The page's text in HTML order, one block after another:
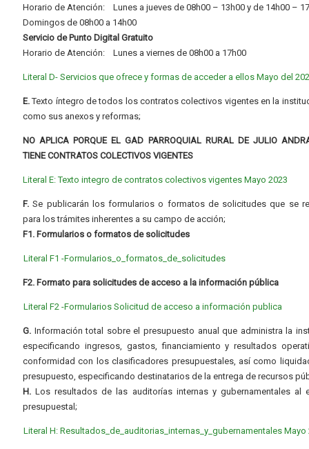
Horario de Atención: Lunes a jueves de 08h00 – 13h00 y de 14h00 –
Domingos de 08h00 a 14h00
Servicio de Punto Digital Gratuito
Horario de Atención: Lunes a viernes de 08h00 a 17h00
Literal D- Servicios que ofrece y formas de acceder a ellos Mayo del
E.Texto íntegro de todos los contratos colectivos vigentes en la
como sus anexos y reformas;
NO APLICA PORQUE EL GAD PARROQUIAL RURAL DE JULIO
TIENE CONTRATOS COLECTIVOS VIGENTES
Literal E: Texto integro de contratos colectivos vigentes Mayo 2023
F. Se publicarán los formularios o formatos de solicitudes que se
para los trámites inherentes a su campo de acción;
F1. Formularios o formatos de solicitudes
Literal F1 -Formularios_o_formatos_de_solicitudes
F2. Formato para solicitudes de acceso a la información pública
Literal F2 -Formularios Solicitud de acceso a información publica
G. Información total sobre el presupuesto anual que administra la
especificando ingresos, gastos, financiamiento y resultados
conformidad con los clasificadores presupuestales, así como
presupuesto, especificando destinatarios de la entrega de recursos
H. Los resultados de las auditorías internas y gubernamentales al
presupuestal;
Literal H: Resultados_de_auditorias_internas_y_gubernamentales Mayo